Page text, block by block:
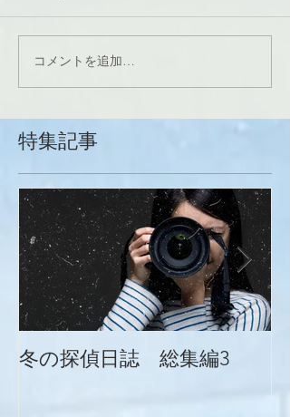
コメントを追加…
特集記事
冬の探偵日誌 総集編3